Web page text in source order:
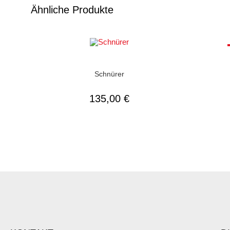
Ähnliche Produkte
Schnürer
135,00€